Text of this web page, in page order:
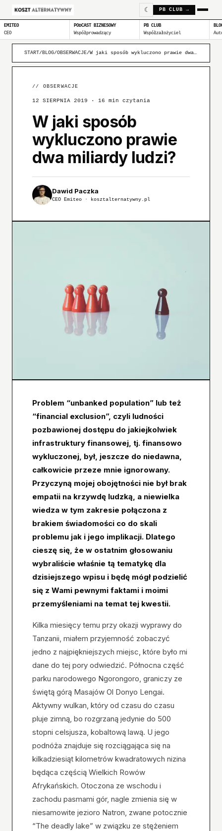
☾ PB CLUB →
EMITEO
CEO
PODCAST BIZNESOWY
Współprowadzący
PB CLUB
Współzałożyciel
START/BLOG/OBSERWACJE/ W jaki sposób wykluczono prawie dwa miliardy ludzi?
// OBSERWACJE
12 SIERPNIA 2019 · 16 min czytania
W jaki sposób
wykluczono prawie
dwa miliardy ludzi?
Dawid Paczka
CEO Emiteo · kosztalternatywny.pl
Problem “unbanked population” lub też
“financial exclusion”, czyli ludności
pozbawionej dostępu do jakiejkolwiek
infrastruktury finansowej, tj. finansowo
wykluczonej, był, jeszcze do niedawna,
całkowicie przeze mnie ignorowany.
Przyczyną mojej obojętności nie był brak
empatii na krzywdę ludzką, a niewielka
wiedza w tym zakresie połączona z
brakiem świadomości co do skali
problemu jak i jego implikacji. Dlatego
cieszę się, że w ostatnim głosowaniu
wybraliście właśnie tą tematykę dla
dzisiejszego wpisu i będę mógł podzielić
się z Wami pewnymi faktami i moimi
przemyśleniami na temat tej kwestii.
Kilka miesięcy temu przy okazji wyprawy do
Tanzanii, miałem przyjemność zobaczyć
jedno z najpiękniejszych miejsc, które było mi
dane do tej pory odwiedzić. Północna część
parku narodowego Ngorongoro, graniczy ze
świętą górą Masajów Ol Donyo Lengai.
Aktywny wulkan, który od czasu do czasu
pluje zimną, bo rozgrzaną jedynie do 500
stopni celsjusza, kobaltową lawą. U jego
podnóża znajduje się rozciągająca się na
kilkadziesiąt kilometrów kwadratowych nizina
będąca częścią Wielkich Rowów
Afrykańskich. Otoczona ze wschodu i
zachodu pasmami gór, nagle zmienia się w
niesamowite jezioro Natron, zwane potocznie
“The deadly lake” w związku ze stężeniem